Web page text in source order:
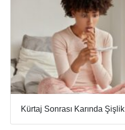
Kürtaj Sonrası Karında Şişlik